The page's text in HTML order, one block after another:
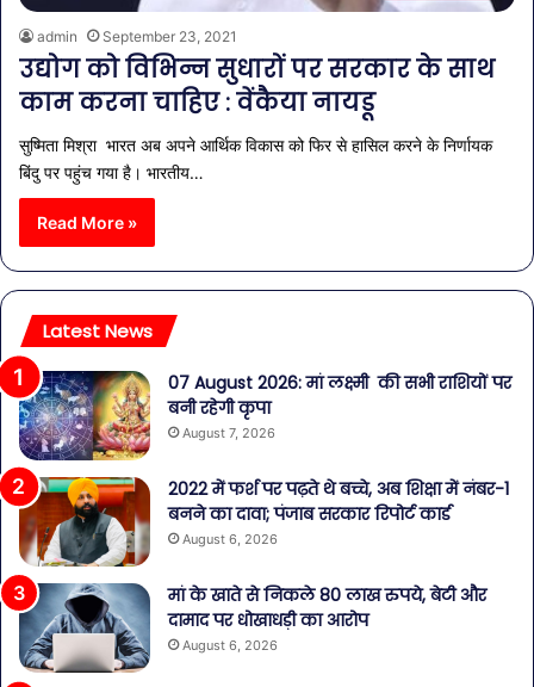
admin September 23, 2021
उद्योग को विभिन्न सुधारों पर सरकार के साथ
काम करना चाहिए : वेंकैया नायडू
सुष्मिता मिश्रा भारत अब अपने आर्थिक विकास को फिर से हासिल करने के निर्णायक
बिंदु पर पहुंच गया है। भारतीय…
Read More »
Latest News
07 August 2026: मां लक्ष्मी की सभी राशियों पर
बनी रहेगी कृपा
August 7, 2026
2022 में फर्श पर पढ़ते थे बच्चे, अब शिक्षा में नंबर-1
बनने का दावा; पंजाब सरकार रिपोर्ट कार्ड
August 6, 2026
मां के खाते से निकले 80 लाख रुपये, बेटी और
दामाद पर धोखाधड़ी का आरोप
August 6, 2026